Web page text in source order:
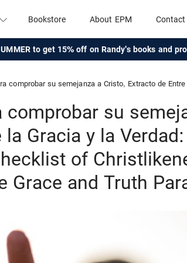
Bookstore About EPM Contact
to get 15% off on Randy's books and
semejanza a Cristo, Extracto de Entre la Gracia y la Verdad: Una Paradoja (A Two-Point Checklist
comprobar su
Gracia y la
of
Grace and Truth